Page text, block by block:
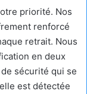
priorité. Nos
renforcé
retrait. Nous
en deux
sécurité qui se
est détectée